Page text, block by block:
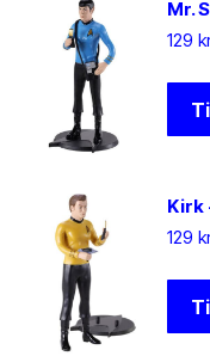
Mr.
129
Kirk
129